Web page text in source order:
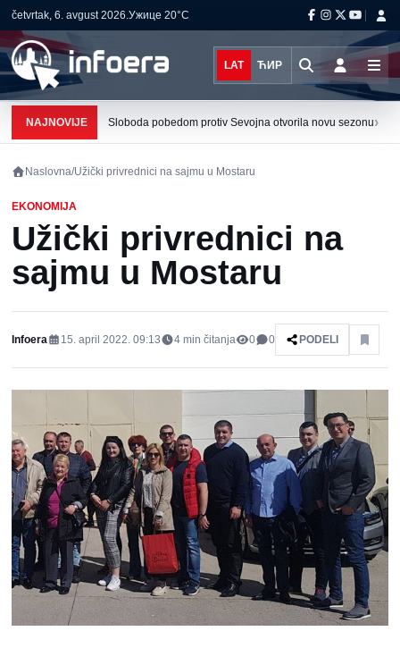
četvrtak, 6. avgust 2026.Ужице 20°C
LAT ЋИР
NAJNOVIJE Sloboda pobedom protiv Sevojna otvorila novu sezonu›
Naslovna/Užički privrednici na sajmu u Mostaru
EKONOMIJA
Užički privrednici na
sajmu u Mostaru
Infoera 15. april 2022. 09:13 4 min čitanja 0 0 PODELI